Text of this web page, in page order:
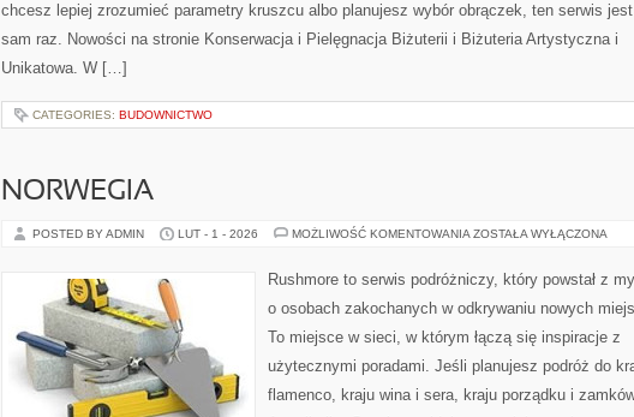
chcesz lepiej zrozumieć parametry kruszcu albo planujesz wybór obrączek, ten serwis
sam raz. Nowości na stronie Konserwacja i Pielęgnacja Biżuterii i Biżuteria Artystyczna i
Unikatowa. W […]
CATEGORIES: BUDOWNICTWO
NORWEGIA
POSTED BY ADMIN LUT - 1 - 2026 MOŻLIWOŚĆ KOMENTOWANIA NORWEGIA
ZOSTAŁA WYŁĄCZONA
Rushmore to serwis podróżniczy, który powstał z
o osobach zakochanych w odkrywaniu nowych
To miejsce w sieci, w którym łączą się inspiracje z
użytecznymi poradami. Jeśli planujesz podróż do
flamenco, kraju wina i sera, kraju porządku i